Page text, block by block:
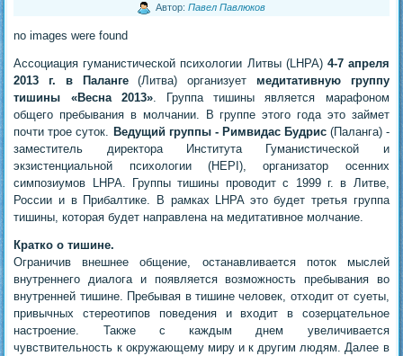
Автор: Павел Павлюков
no images were found
Ассоциация гуманистической психологии Литвы (LHPA) 4-7 апреля
2013 г. в Паланге(Литва) организует медитативную группу
тишины «Весна 2013». Группа тишины является марафоном
общего пребывания в молчании. В группе этого года это займет
почти трое суток.
Ведущий группы - Римвидас Будрис(Паланга) -
заместитель директора Института Гуманистической и
экзистенциальной психологии (HEPI), организатор осенних
симпозиумов LHPA. Группы тишины проводит с 1999 г. в Литве,
России и в Прибалтике. В рамках LHPA это будет третья группа
тишины, которая будет направлена на медитативное молчание.
Кратко о тишине.
Ограничив внешнее общение, останавливается поток мыслей
внутреннего диалога и появляется возможность пребывания во
внутренней тишине. Пребывая в тишине человек, отходит от суеты,
привычных стереотипов поведения и входит в созерцательное
настроение. Также с каждым днем увеличивается
чувствительность к окружающему миру и к другим людям. Далее в